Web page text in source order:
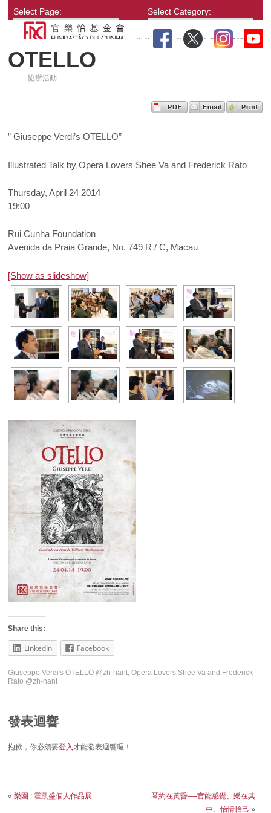
Select Page: Select Category:
OTELLO
協辦活動
” Giuseppe Verdi’s OTELLO”
Illustrated Talk by Opera Lovers Shee Va and Frederick Rato
Thursday, April 24 2014
19:00
Rui Cunha Foundation
Avenida da Praia Grande, No. 749 R / C, Macau
[Show as slideshow]
Share this:
LinkedIn Facebook
Giuseppe Verdi's OTELLO @zh-hant ,Opera Lovers Shee Va and Frederick
Rato @zh-hant
發表迴響
抱歉，你必須要登入才能發表迴響喔！
«樂園 : 霍凱盛個人作品展
琴約在黃昏—-官能感覺、樂在其
中、怡情怡己 »